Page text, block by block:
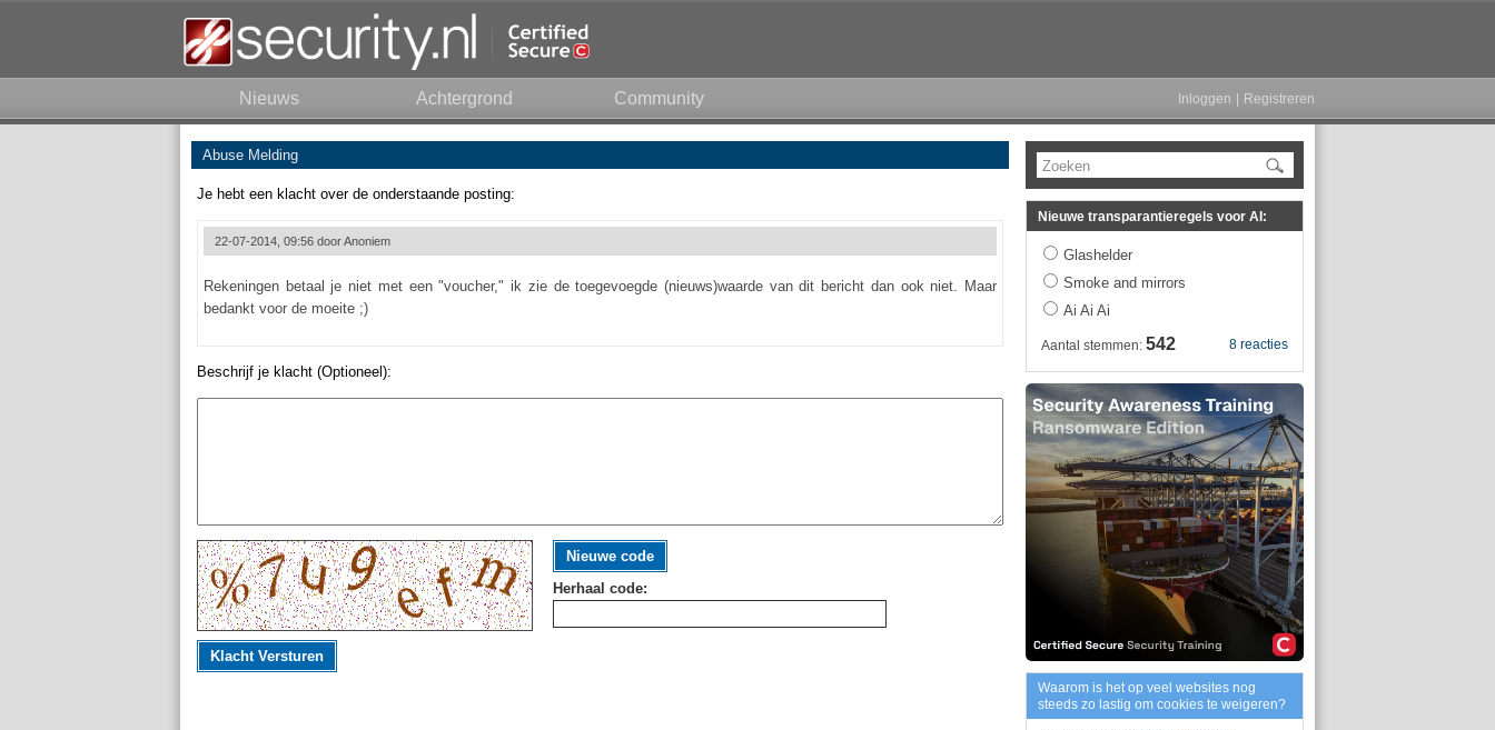
Nieuws Achtergrond Community Inloggen Registreren
Abuse Melding
Je hebt een klacht over de onderstaande posting:
22-07-2014, 09:56 doorAnoniem
Rekeningen betaal je niet met een "voucher," ik zie de toegevoegde (nieuws)waarde van dit bericht dan ook niet. Maar
bedankt voor de moeite ;)
Beschrijf je klacht (Optioneel):
Nieuwe code
Herhaal code:
Klacht Versturen
Zoeken
Nieuwe transparantieregels voor AI:
Glashelder
Smoke and mirrors
Ai Ai Ai
8 reacties
Aantal stemmen: 542
Waarom is het op veel websites nog
steeds zo lastig om cookies te weigeren?